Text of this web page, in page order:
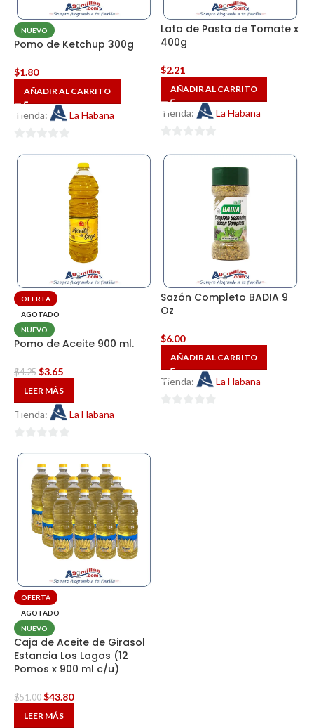
NUEVO
Pomo de Ketchup 300g
$1.80
AÑADIR AL CARRITO
Tienda: La Habana
de
Lata de Pasta de Tomate x
400g
$2.21
AÑADIR AL CARRITO
Tienda: La Habana
de
OFERTA
AGOTADO
NUEVO
Pomo de Aceite 900 ml.
$4.25 $3.65
LEER MÁS
Tienda: La Habana
de
Sazón Completo BADIA 9
Oz
$6.00
AÑADIR AL CARRITO
Tienda: La Habana
OFERTA
AGOTADO
NUEVO
Caja de Aceite de Girasol
Estancia Los Lagos (12
Pomos x 900 ml c/u)
$51.00 $43.80
LEER MÁS